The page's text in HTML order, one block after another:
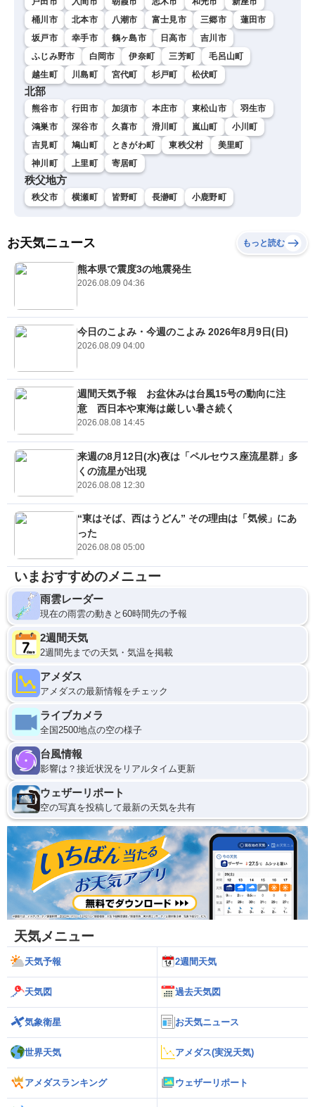
桶川市
北本市 八潮市 富士見市 三郷市
蓮田市
坂戸市
幸手市 鶴ヶ島市 日高市
吉川市
ふじみ野市
白岡市 伊奈町 三芳町
毛呂山町
越生町
川島町 宮代町 杉戸町 松伏町
北部
熊谷市 行田市 加須市 本庄市 東松山市
羽生市
鴻巣市
深谷市 久喜市 滑川町 嵐山町
小川町
吉見町
鳩山町 ときがわ町 東秩父村
美里町
神川町
上里町 寄居町
秩父地方
秩父市 横瀬町 皆野町 長瀞町 小鹿野町
お天気ニュース もっと読む
熊本県で震度3の地震発生
2026.08.09 04:36
今日のこよみ・今週のこよみ 2026年8月9日(日)
2026.08.09 04:00
週間天気予報 お盆休みは台風15号の動向に注
意 西日本や東海は厳しい暑さ続く
2026.08.08 14:45
来週の8月12日(水)夜は「ペルセウス座流星群」多
くの流星が出現
2026.08.08 12:30
“東はそば、西はうどん” その理由は「気候」にあ
った
2026.08.08 05:00
いまおすすめのメニュー
雨雲レーダー
現在の雨雲の動きと60時間先の予報
2週間天気
2週間先までの天気・気温を掲載
アメダス
アメダスの最新情報をチェック
ライブカメラ
全国2500地点の空の様子
台風情報
影響は？接近状況をリアルタイム更新
ウェザーリポート
空の写真を投稿して最新の天気を共有
天気メニュー
天気予報 2週間天気
天気図 過去天気図
気象衛星 お天気ニュース
世界天気 アメダス(実況天気)
アメダスランキング ウェザーリポート